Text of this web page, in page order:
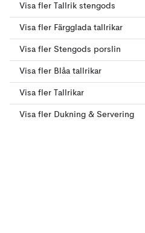
Visa fler Tallrik stengods
Visa fler Färgglada tallrikar
Visa fler Stengods porslin
Visa fler Blåa tallrikar
Visa fler Tallrikar
Visa fler Dukning & Servering